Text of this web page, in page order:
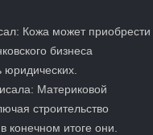
Кожа может приобрести
бизнеса
юридических.
Материковой
строительство
конечном итоге они.